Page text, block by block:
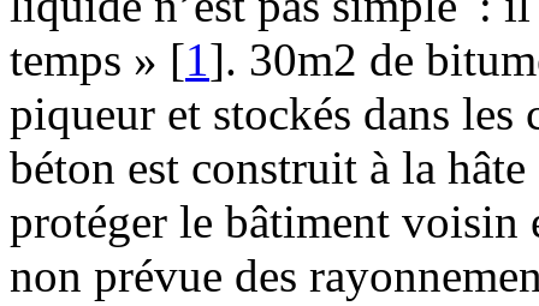
temps » [1]. 30m2 de
piqueur et stockés dans
béton est construit à la
protéger le bâtiment voisin
non prévue des